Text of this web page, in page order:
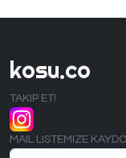
kosu.co
TAKIP ET!
MAIL LISTEMIZE